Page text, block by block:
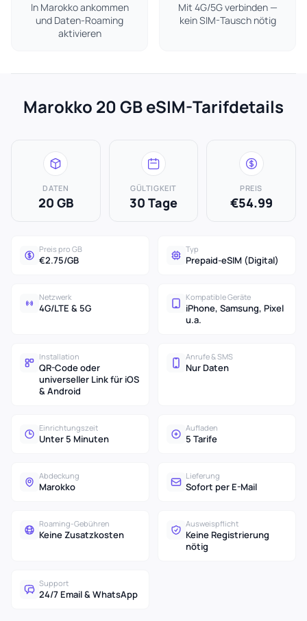
In Marokko ankommen
und Daten-Roaming
aktivieren
Mit 4G/5G verbinden —
kein SIM-Tausch nötig
Marokko 20 GB eSIM-Tarifdetails
DATEN
20 GB
GÜLTIGKEIT
30 Tage
PREIS
€54.99
Preis pro GB
€2.75/GB
Typ
Prepaid-eSIM (Digital)
Netzwerk
4G/LTE & 5G
Kompatible Geräte
iPhone, Samsung, Pixel
u.a.
Installation
QR-Code oder
universeller Link für iOS
& Android
Anrufe & SMS
Nur Daten
Einrichtungszeit
Unter 5 Minuten
Aufladen
5 Tarife
Abdeckung
Marokko
Lieferung
Sofort per E-Mail
Roaming-Gebühren
Keine Zusatzkosten
Ausweispflicht
Keine Registrierung
nötig
Support
24/7 Email & WhatsApp